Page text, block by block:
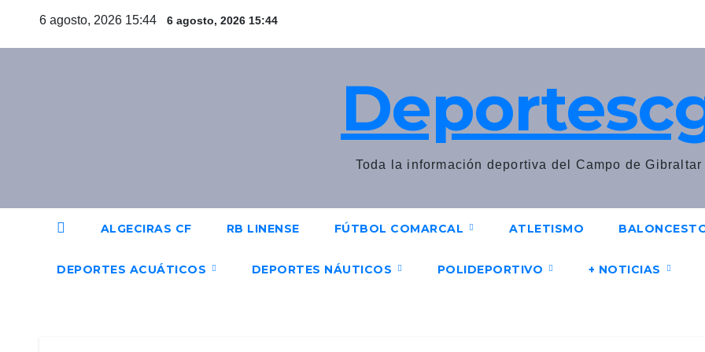
6 agosto, 2026 15:44 6 agosto, 2026 15:44
Toda la información deportiva del Campo de Gibraltar
ALGECIRAS CF RB LINENSE FÚTBOL COMARCAL ATLETISMO
DEPORTES ACUÁTICOS DEPORTES NÁUTICOS POLIDEPORTIVO + NOTICIAS